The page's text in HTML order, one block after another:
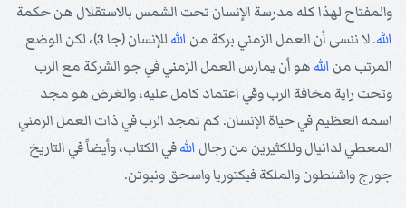
والمفتاح لهذا كله مدرسة الإنسان تحت الشمس بالاستقلال هن حكمة
الله. لا ننسى أن العمل الزمني بركة من الله
للإنسان (جا 3)، لكن الوضع
المرتب من الله هو أن يمارس العمل الزمني في جو الشركة مع الرب
وتحت راية مخافة الرب وفي اعتماد كامل عليه، والغرض هو مجد
اسمه العظيم في حياة الإنسان. كم تمجد الرب في ذات العمل الزمني
المعطي لدانيال وللكثيرين من رجال اللهفي الكتاب، وأيضاً في التاريخ
جورج واشنطون والملكة فيكتوريا واسحق ونيوتن.